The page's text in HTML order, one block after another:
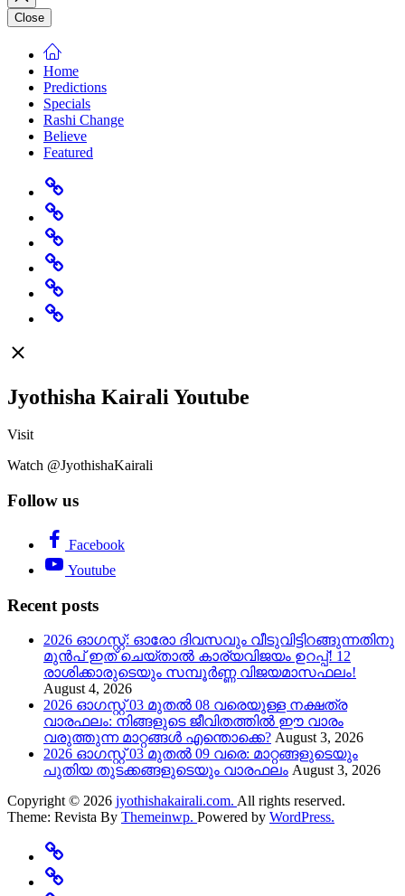
Close
Home
Predictions
Specials
Rashi Change
Believe
Featured
Home
Predictions
Specials
Rashi
Change
Believe
Featured
Jyothisha Kairali Youtube
Visit
Watch @JyothishaKairali
Follow us
Facebook
Youtube
Recent posts
2026 ഓഗസ്റ്റ്: ഓരോ ദിവസവും വീടുവിട്ടിറങ്ങുന്നതിനു
മുൻപ് ഇത് ചെയ്താൽ കാര്യവിജയം ഉറപ്പ്! 12
രാശിക്കാരുടെയും സമ്പൂർണ്ണ വിജയമാസഫലം!
August 4, 2026
2026 ഓഗസ്റ്റ് 03 മുതൽ 08 വരെയുള്ള നക്ഷത്ര
വാരഫലം: നിങ്ങളുടെ ജീവിതത്തിൽ ഈ വാരം
വരുത്തുന്ന മാറ്റങ്ങൾ എന്തൊക്കെ? August 3, 2026
2026 ഓഗസ്റ്റ് 03 മുതൽ 09 വരെ: മാറ്റങ്ങളുടെയും
പുതിയ തുടക്കങ്ങളുടെയും വാരഫലം August 3, 2026
Copyright © 2026 jyothishakairali.com. All rights reserved.
Theme: Revista By Themeinwp. Powered by WordPress.
Home
Predictions